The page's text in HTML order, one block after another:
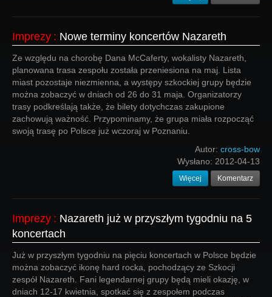
Imprezy : Nowe terminy koncertów Nazareth
Ze względu na chorobę Dana McCaferty, wokalisty Nazareth,
planowana trasa zespołu została przeniesiona na maj. Lista
miast pozostaje niezmienna, a występy szkockiej grupy będzie
można zobaczyć w dniach od 26 do 31 maja. Organizatorzy
trasy podkreślają także, że bilety dotychczas zakupione
zachowują ważność. Przypominamy, że grupa miała rozpocząć
swoją trasę po Polsce już wczoraj w Poznaniu.
Autor: cross-bow
Wysłano: 2012-04-13
Więcej Komentarz
Imprezy : Nazareth już w przyszłym tygodniu na 5
koncertach
Już w przyszłym tygodniu na pięciu koncertach w Polsce będzie
można zobaczyć ikonę hard rocka, pochodzący ze Szkocji
zespół Nazareth. Fani legendarnej grupy będą mieli okazję, w
dniach 12-17 kwietnia, spotkać się z zespołem podczas